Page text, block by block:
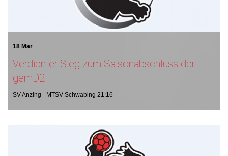
18 Mär
Verdienter Sieg zum Saisonabschluss der
gemD2
SV Anzing - MTSV Schwabing 21:16